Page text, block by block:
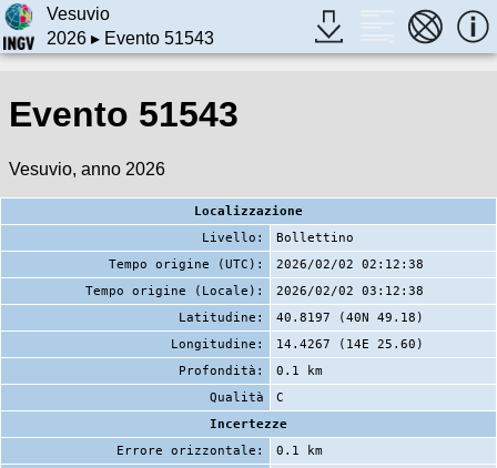
Vesuvio
2026▸ Evento 51543
Evento 51543
Vesuvio, anno 2026
Localizzazione
Livello:
Bollettino
Tempo origine (UTC):
2026/02/02 02:12:38
Tempo origine (Locale):
2026/02/02 03:12:38
Latitudine:
40.8197 (40N 49.18)
Longitudine:
14.4267 (14E 25.60)
Profondità:
0.1 km
Qualità
C
Incertezze
Errore orizzontale:
0.1 km